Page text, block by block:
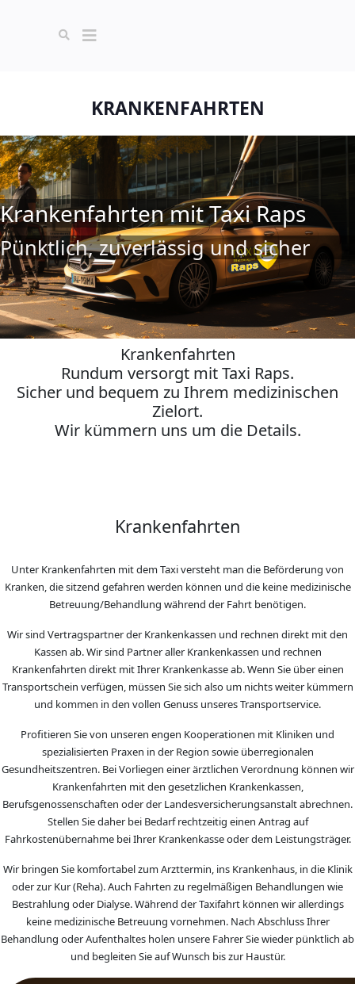
KRANKENFAHRTEN
Krankenfahrten mit Taxi Raps
Pünktlich, zuverlässig und sicher
Krankenfahrten
Rundum versorgt mit Taxi Raps.
Sicher und bequem zu Ihrem medizinischen
Zielort.
Wir kümmern uns um die Details.
Krankenfahrten
Unter Krankenfahrten mit dem Taxi versteht man die Beförderung von
Kranken, die sitzend gefahren werden können und die keine medizinische
Betreuung/Behandlung während der Fahrt benötigen.
Wir sind Vertragspartner der Krankenkassen und rechnen direkt mit den
Kassen ab. Wir sind Partner aller Krankenkassen und rechnen
Krankenfahrten direkt mit Ihrer Krankenkasse ab. Wenn Sie über einen
Transportschein verfügen, müssen Sie sich also um nichts weiter kümmern
und kommen in den vollen Genuss unseres Transportservice.
Profitieren Sie von unseren engen Kooperationen mit Kliniken und
spezialisierten Praxen in der Region sowie überregionalen
Gesundheitszentren. Bei Vorliegen einer ärztlichen Verordnung können wir
Krankenfahrten mit den gesetzlichen Krankenkassen,
Berufsgenossenschaften oder der Landesversicherungsanstalt abrechnen.
Stellen Sie daher bei Bedarf rechtzeitig einen Antrag auf
Fahrkostenübernahme bei Ihrer Krankenkasse oder dem Leistungsträger.
Wir bringen Sie komfortabel zum Arzttermin, ins Krankenhaus, in die Klinik
oder zur Kur (Reha). Auch Fahrten zu regelmäßigen Behandlungen wie
Bestrahlung oder Dialyse. Während der Taxifahrt können wir allerdings
keine medizinische Betreuung vornehmen. Nach Abschluss Ihrer
Behandlung oder Aufenthaltes holen unsere Fahrer Sie wieder pünktlich ab
und begleiten Sie auf Wunsch bis zur Haustür.